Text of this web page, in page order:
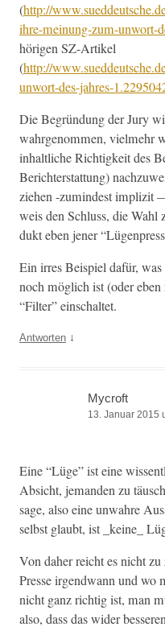
(http://
ihre-meinung-zum-unwort-
höri­gen SZ-Artikel
(http://
unwort-des-
Die Begrün­dung der Jury
wahrgenom­men, vielmehr
inhaltliche Richtigkeit des
Berichter­stat­tung)
ziehen ‑zumin­d­est impliz­it
weis den Schluss, die
dukt eben jen­er
Ein irres Beispiel dafür,
noch möglich ist (oder
“Fil­ter” einschaltet.
Antworten ↓
Mycroft
13. Januar 2015
Eine “Lüge” ist eine
Absicht, jeman­den zu
sage, also eine unwahre
selb­st glaubt, ist _keine_
Von daher reicht es nicht
Presse irgend­wann und wo
nicht ganz richtig ist, man
also, dass das wider